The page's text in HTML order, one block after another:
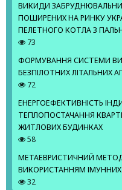
ВИКИДИ
ПОШИРЕНИХ НА РИНКУ
ПЕЛЕТНОГО КОТЛА З
73
ФОРМУВАННЯ СИСТЕМИ
БЕЗПІЛОТНИХ ЛІТАЛЬНИХ
72
ЕНЕРГОЕФЕКТИВНІСТЬ
ТЕПЛОПОСТАЧАННЯ
ЖИТЛОВИХ БУДИНКАХ
58
МЕТАЕВРИСТИЧНИЙ МЕТОД
ВИКОРИСТАННЯМ ІМУННИХ
32